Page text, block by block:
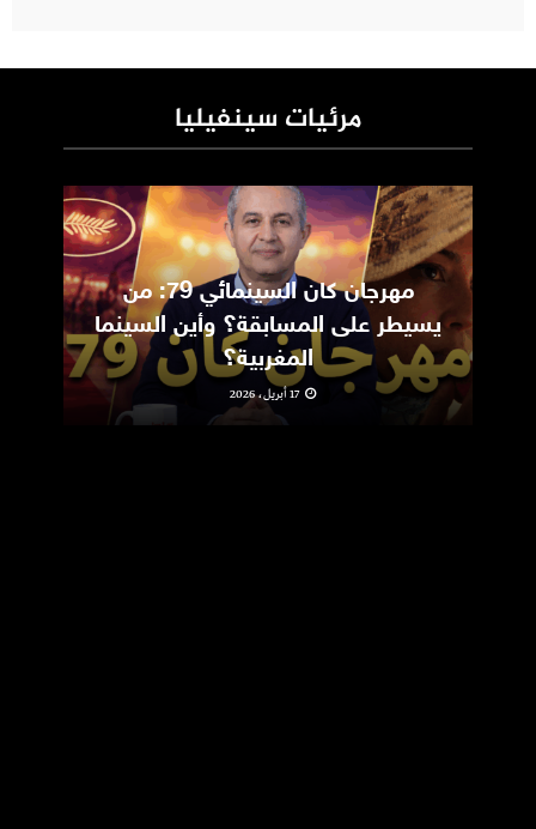
مرئيات سينفيليا
مهرجان كان السينمائي 79: من
يسيطر على المسابقة؟ وأين السينما
المغربية؟
17 أبريل، 2026